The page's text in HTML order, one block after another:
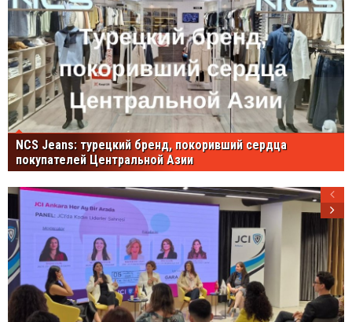
NCS Jeans: турецкий бренд, покоривший сердца
покупателей Центральной Азии